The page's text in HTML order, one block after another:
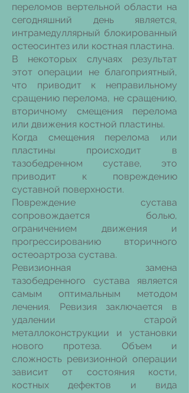
переломов вертельной области на
сегодняшний день является,
интрамедуллярный блокированный
остеосинтез или костная пластина.
В некоторых случаях результат
этот операции не благоприятный,
что приводит к неправильному
сращению перелома, не сращению,
вторичному смещения перелома
или движения костной пластины.
Когда смещения перелома или
пластины происходит в
тазобедренном суставе, это
приводит к повреждению
суставной поверхности.
Повреждение сустава
сопровождается болью,
ограничением движения и
прогрессированию вторичного
остеоартроза сустава.
Ревизионная замена
тазобедренного сустава является
самым оптимальным методом
лечения. Ревизия заключается в
удалении старой
металлоконструкции и установки
нового протеза. Объем и
сложность ревизионной операции
зависит от состояния кости,
костных дефектов и вида